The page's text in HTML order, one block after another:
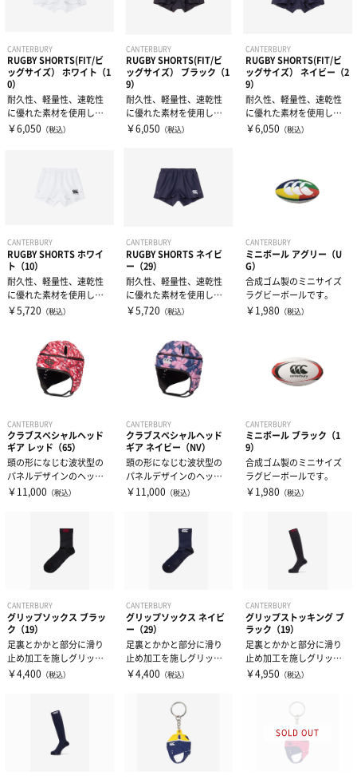
CANTERBURY
RUGBY SHORTS(FIT/ビ
ッグサイズ） ホワイト（1
0）
耐久性、軽量性、速乾性
に優れた素材を使用した
ラグビーショーツフィッ
￥6,050 （税込）
CANTERBURY
RUGBY SHORTS(FIT/ビ
ッグサイズ） ブラック（1
9）
耐久性、軽量性、速乾性
に優れた素材を使用した
ラグビーショーツフィッ
￥6,050 （税込）
CANTERBURY
RUGBY SHORTS(FIT/ビ
ッグサイズ） ネイビー（2
9）
耐久性、軽量性、速乾性
に優れた素材を使用した
ラグビーショーツフィッ
￥6,050 （税込）
CANTERBURY
RUGBY SHORTS ホワイ
ト（10）
耐久性、軽量性、速乾性
に優れた素材を使用した
ラグビーショーツ脇ポケ
￥5,720 （税込）
CANTERBURY
RUGBY SHORTS ネイビ
ー（29）
耐久性、軽量性、速乾性
に優れた素材を使用した
ラグビーショーツ脇ポケ
￥5,720 （税込）
CANTERBURY
ミニボール アグリー（U
G）
合成ゴム製のミニサイズ
ラグビーボールです。
￥1,980 （税込）
CANTERBURY
クラブスペシャルヘッド
ギア レッド（65）
頭の形になじむ波状型の
パネルデザインのヘッド
ギアです。 あごストラッ
￥11,000 （税込）
CANTERBURY
クラブスペシャルヘッド
ギア ネイビー（NV）
頭の形になじむ波状型の
パネルデザインのヘッド
ギアです。 あごストラッ
￥11,000 （税込）
CANTERBURY
ミニボール ブラック（1
9）
合成ゴム製のミニサイズ
ラグビーボールです。
￥1,980 （税込）
CANTERBURY
グリップソックス ブラッ
ク（19）
足裏とかかと部分に滑り
止め加工を施しグリップ
性を高めたスポーツミド
￥4,400 （税込）
CANTERBURY
グリップソックス ネイビ
ー（29）
足裏とかかと部分に滑り
止め加工を施しグリップ
性を高めたスポーツミド
￥4,400 （税込）
CANTERBURY
グリップストッキング ブ
ラック（19）
足裏とかかと部分に滑り
止め加工を施しグリップ
性を高めたストッキング
￥4,950 （税込）